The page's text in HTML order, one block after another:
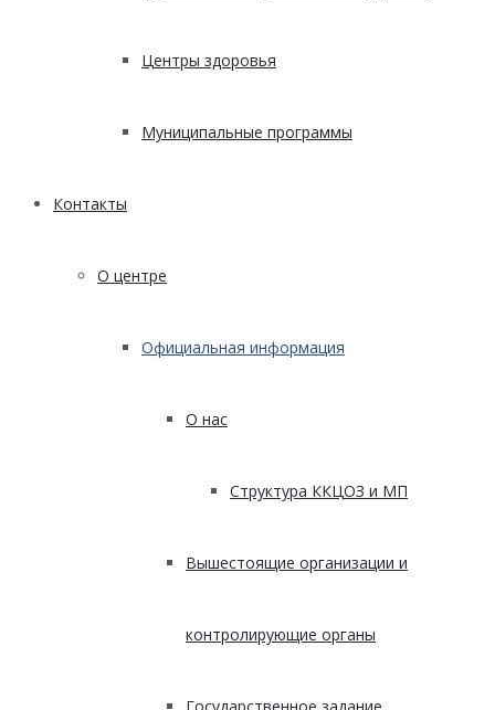
Центры здоровья
Муниципальные программы
Контакты
О центре
Официальная информация
О нас
Структура ККЦОЗ и МП
Вышестоящие организации и
контролирующие органы